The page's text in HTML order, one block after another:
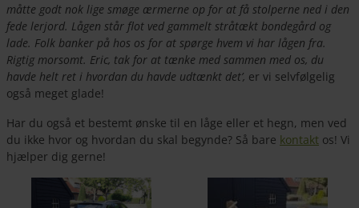
måtte godt nok lige smøge ærmerne op for at få stolperne ned i den
fede lerjord. Lågen står flot ved gammelt stråtækt bondegård og
lade. Folk banker på hos os for at spørge hvem vi har lågen fra.
Rigtig morsomt. Eric, tak for at tænke med sammen med os, du
havde helt ret i hvordan du havde udtænkt det’, er vi selvfølgelig
også meget glade!
Har du også et bestemt ønske til en låge eller et hegn, men ved
du ikke hvor og hvordan du skal begynde? Så bare kontakt os! Vi
hjælper dig gerne!